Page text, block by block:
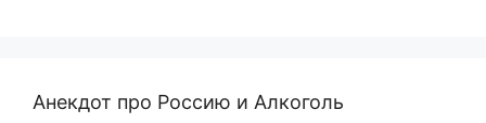
Анекдот про Россию и Алкоголь